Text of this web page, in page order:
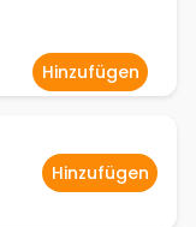
Hinzufügen
Hinzufügen